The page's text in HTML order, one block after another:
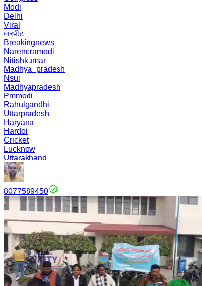
Modi
Delhi
Viral
मारपीट
Breakingnews
Narendramodi
Nitishkumar
Madhya_pradesh
Nsui
Madhyapradesh
Pmmodi
Rahulgandhi
Uttarpradesh
Haryana
Hardoi
Cricket
Lucknow
Uttarakhand
8077589450